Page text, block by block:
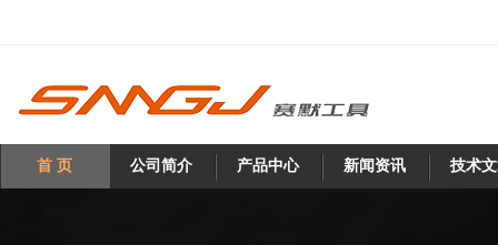
首 页 公司简介 产品中心 新闻资讯 技术